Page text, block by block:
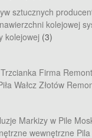
sztucznych
kolejowej
kolejowej (3)
Firma
Wałcz Złotów
Markizy w Pile
wewnętrzne Pila